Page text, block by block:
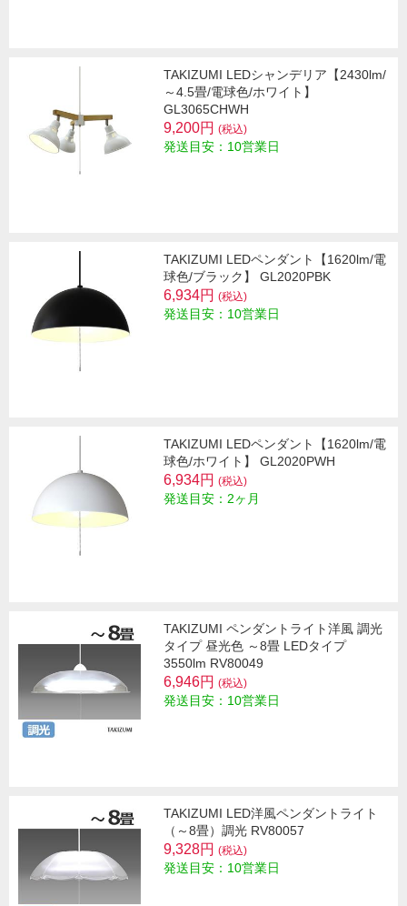
TAKIZUMI LEDシャンデリア【2430lm/
～4.5畳/電球色/ホワイト】
GL3065CHWH
9,200円 (税込)
発送目安：10営業日
TAKIZUMI LEDペンダント【1620lm/電
球色/ブラック】 GL2020PBK
6,934円 (税込)
発送目安：10営業日
TAKIZUMI LEDペンダント【1620lm/電
球色/ホワイト】 GL2020PWH
6,934円 (税込)
発送目安：2ヶ月
TAKIZUMI ペンダントライト洋風 調光
タイプ 昼光色 ～8畳 LEDタイプ
3550lm RV80049
6,946円 (税込)
発送目安：10営業日
TAKIZUMI LED洋風ペンダントライト
（～8畳）調光 RV80057
9,328円 (税込)
発送目安：10営業日